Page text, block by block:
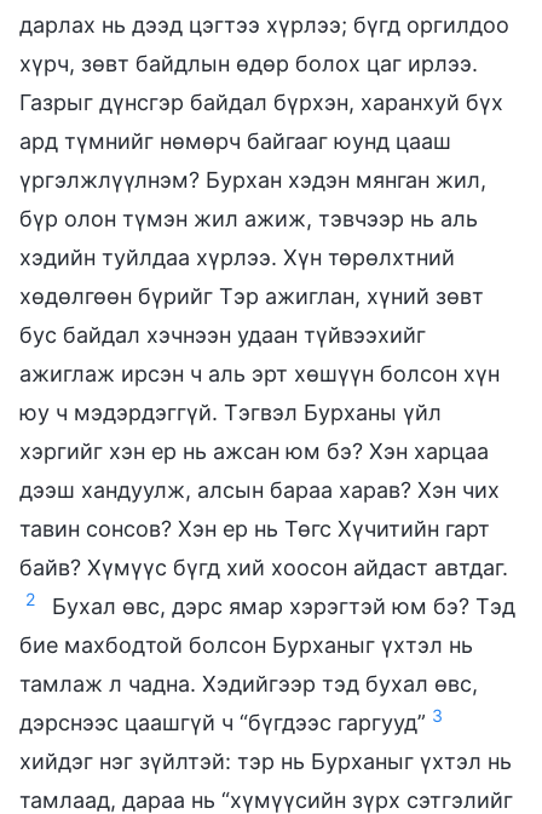
дарлах нь дээд цэгтээ хүрлээ; бүгд оргилдоо
хүрч, зөвт байдлын өдөр болох цаг ирлээ.
Газрыг дүнсгэр байдал бүрхэн, харанхуй бүх
ард түмнийг нөмөрч байгааг юунд цааш
үргэлжлүүлнэм? Бурхан хэдэн мянган жил,
бүр олон түмэн жил ажиж, тэвчээр нь аль
хэдийн туйлдаа хүрлээ. Хүн төрөлхтний
хөдөлгөөн бүрийг Тэр ажиглан, хүний зөвт
бус байдал хэчнээн удаан түйвээхийг
ажиглаж ирсэн ч аль эрт хөшүүн болсон хүн
юу ч мэдэрдэггүй. Тэгвэл Бурханы үйл
хэргийг хэн ер нь ажсан юм бэ? Хэн харцаа
дээш хандуулж, алсын бараа харав? Хэн чих
тавин сонсов? Хэн ер нь Төгс Хүчитийн гарт
байв? Хүмүүс бүгд хий хоосон айдаст автдаг.
2
Бухал өвс, дэрс ямар хэрэгтэй юм бэ? Тэд
бие махбодтой болсон Бурханыг үхтэл нь
тамлаж л чадна. Хэдийгээр тэд бухал өвс,
дэрснээс цаашгүй ч “бүгдээс гаргууд” 3
хийдэг нэг зүйлтэй: тэр нь Бурханыг үхтэл нь
тамлаад, дараа нь “хүмүүсийн зүрх сэтгэлийг